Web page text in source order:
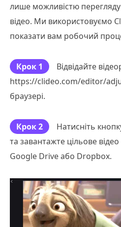
лише можливістю перегляду
відео. Ми використовуємо
показати вам робочий
Крок 1
Відвідайте
https://clideo.com/editor/
браузері.
Крок 2
Натисніть
та завантажте цільове
Google Drive або Dropbox.